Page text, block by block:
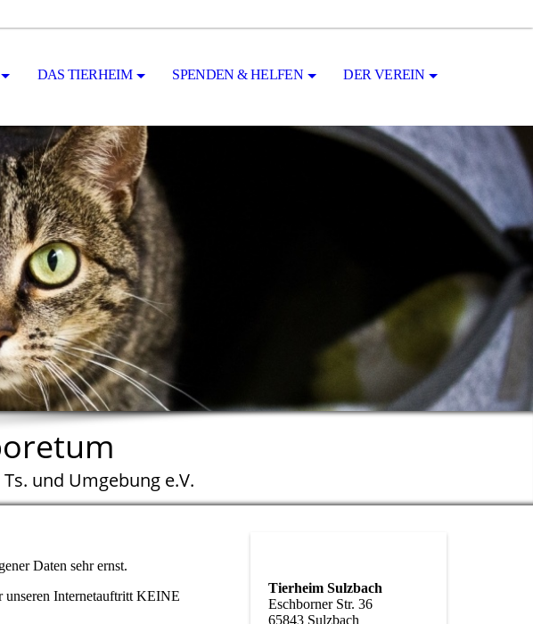
DAS TIERHEIM SPENDEN & HELFEN DER VEREIN
und Umgebung e.V.
Daten sehr ernst.
unseren Internetauftritt KEINE
Tierheim Sulzbach
Eschborner Str. 36
65843 Sulzbach